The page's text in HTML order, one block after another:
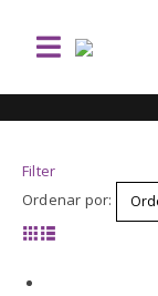
Filter
Ordenar por: